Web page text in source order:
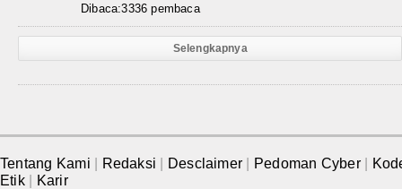
Dibaca:3336 pembaca
Selengkapnya
Tentang Kami Redaksi Desclaimer Pedoman Cyber
Etik
Karir